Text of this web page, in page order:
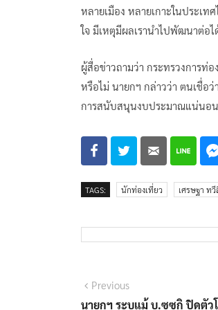
หลายเมือง หลายเกาะในประเ
ใจ มีเหตุมีผลเรานำไปพัฒนาต่อไ
ผู้สื่อข่าวถามว่า กระทรวงการท่
หรือไม่ นายกฯ กล่าวว่า ตนเชื่อ
การสนับสนุนงบประมาณแน่นอน
TAGS: นักท่องเที่ยว เศรษฐา ท
แนะแนว
PreviousPrevious
post:
นายกฯ ระบุแม้ บ.ซูซูกิ ปิดตัว